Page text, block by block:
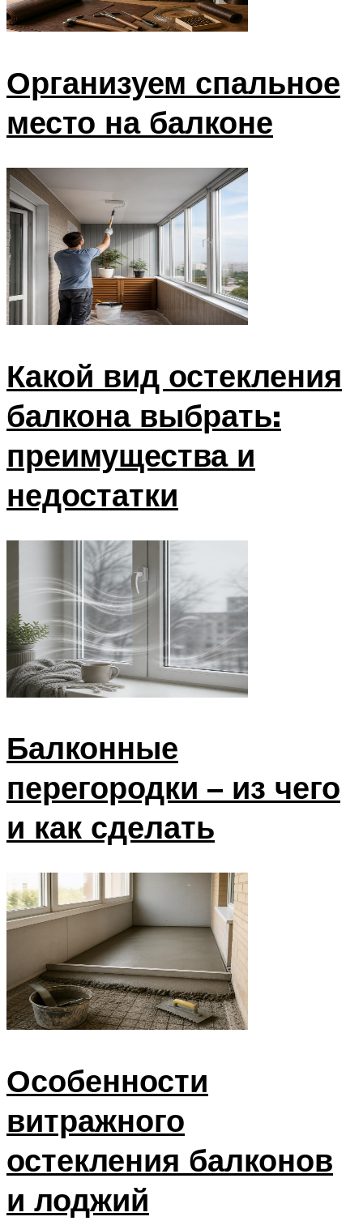
Организуем спальное
место на балконе
Какой вид остекления
балкона выбрать:
преимущества и
недостатки
Балконные
перегородки – из чего
и как сделать
Особенности
витражного
остекления балконов
и лоджий